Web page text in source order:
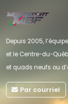
Depuis 2005,
et le Centre-du-
et quads neufs ou
Par courriel